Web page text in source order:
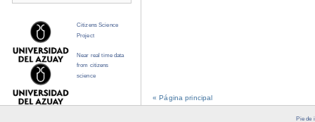
« Página principal
Citizens Science
Project
Near real time data
from citizens
science
Pie de